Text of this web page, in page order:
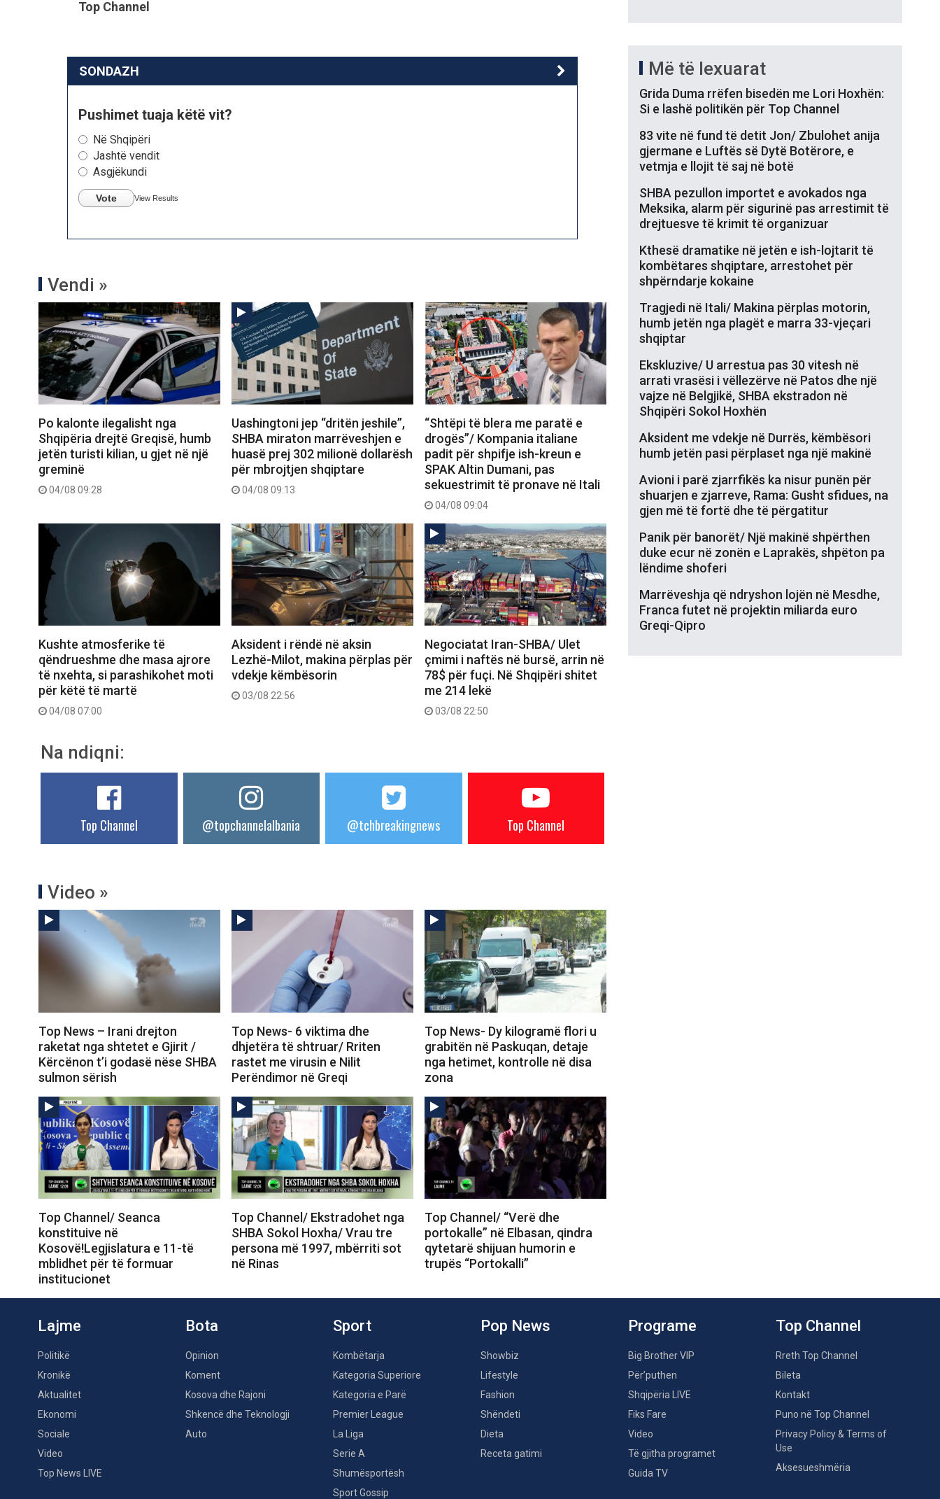
Top Channel
SONDAZH
Pushimet tuaja këtë vit?
Në Shqipëri
Jashtë vendit
Asgjëkundi
Vote View Results
Vendi »
Po kalonte ilegalisht nga
Shqipëria drejtë Greqisë, humb
jetën turisti kilian, u gjet në një
greminë
04/08 09:28
Uashingtoni jep “dritën jeshile”,
SHBA miraton marrëveshjen e
huasë prej 302 milionë dollarësh
për mbrojtjen shqiptare
04/08 09:13
“Shtëpi të blera me paratë e
drogës”/ Kompania italiane
padit për shpifje ish-kreun e
SPAK Altin Dumani, pas
sekuestrimit të pronave në Itali
04/08 09:04
Kushte atmosferike të
qëndrueshme dhe masa ajrore
të nxehta, si parashikohet moti
për këtë të martë
04/08 07:00
Aksident i rëndë në aksin
Lezhë-Milot, makina përplas për
vdekje këmbësorin
03/08 22:56
Negociatat Iran-SHBA/ Ulet
çmimi i naftës në bursë, arrin në
78$ për fuçi. Në Shqipëri shitet
me 214 lekë
03/08 22:50
Na ndiqni:
Top Channel @topchannelalbania @tchbreakingnews Top Channel
Video »
Top News – Irani drejton
raketat nga shtetet e Gjirit /
Kërcënon t’i godasë nëse SHBA
sulmon sërish
Top News- 6 viktima dhe
dhjetëra të shtruar/ Rriten
rastet me virusin e Nilit
Perëndimor në Greqi
Top News- Dy kilogramë flori u
grabitën në Paskuqan, detaje
nga hetimet, kontrolle në disa
zona
Top Channel/ Seanca
konstituive në
Kosovë!Legjislatura e 11-të
mblidhet për të formuar
institucionet
Top Channel/ Ekstradohet nga
SHBA Sokol Hoxha/ Vrau tre
persona më 1997, mbërriti sot
në Rinas
Top Channel/ “Verë dhe
portokalle” në Elbasan, qindra
qytetarë shijuan humorin e
trupës “Portokalli”
Më të lexuarat
Grida Duma rrëfen bisedën me Lori Hoxhën:
Si e lashë politikën për Top Channel
83 vite në fund të detit Jon/ Zbulohet anija
gjermane e Luftës së Dytë Botërore, e
vetmja e llojit të saj në botë
SHBA pezullon importet e avokados nga
Meksika, alarm për sigurinë pas arrestimit të
drejtuesve të krimit të organizuar
Kthesë dramatike në jetën e ish-lojtarit të
kombëtares shqiptare, arrestohet për
shpërndarje kokaine
Tragjedi në Itali/ Makina përplas motorin,
humb jetën nga plagët e marra 33-vjeçari
shqiptar
Ekskluzive/ U arrestua pas 30 vitesh në
arrati vrasësi i vëllezërve në Patos dhe një
vajze në Belgjikë, SHBA ekstradon në
Shqipëri Sokol Hoxhën
Aksident me vdekje në Durrës, këmbësori
humb jetën pasi përplaset nga një makinë
Avioni i parë zjarrfikës ka nisur punën për
shuarjen e zjarreve, Rama: Gusht sfidues, na
gjen më të fortë dhe të përgatitur
Panik për banorët/ Një makinë shpërthen
duke ecur në zonën e Laprakës, shpëton pa
lëndime shoferi
Marrëveshja që ndryshon lojën në Mesdhe,
Franca futet në projektin miliarda euro
Greqi-Qipro
Lajme
Politikë
Kronikë
Aktualitet
Ekonomi
Sociale
Video
Top News LIVE
Bota
Opinion
Koment
Kosova dhe Rajoni
Shkencë dhe Teknologji
Auto
Sport
Kombëtarja
Kategoria Superiore
Kategoria e Parë
Premier League
La Liga
Serie A
Shumësportësh
Sport Gossip
Pop News
Showbiz
Lifestyle
Fashion
Shëndeti
Dieta
Receta gatimi
Programe
Big Brother VIP
Për’puthen
Shqipëria LIVE
Fiks Fare
Video
Të gjitha programet
Guida TV
Top Channel
Rreth Top Channel
Bileta
Kontakt
Puno në Top Channel
Privacy Policy & Terms of
Use
Aksesueshmëria